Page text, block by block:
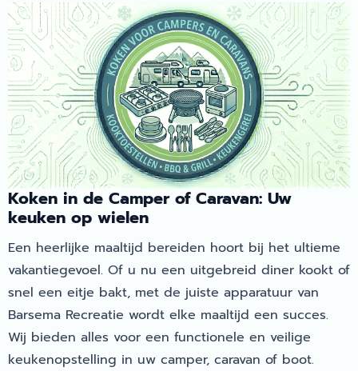
Koken in de Camper of Caravan: Uw
keuken op wielen
Een heerlijke maaltijd bereiden hoort bij het ultieme
vakantiegevoel. Of u nu een uitgebreid diner kookt of
snel een eitje bakt, met de juiste apparatuur van
Barsema Recreatie wordt elke maaltijd een succes.
Wij bieden alles voor een functionele en veilige
keukenopstelling in uw camper, caravan of boot.